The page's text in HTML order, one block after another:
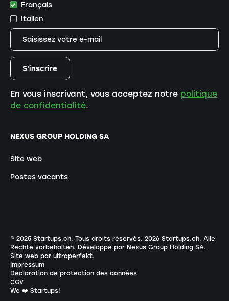
NEXUS GROUP HOLDING SA
Site web
Postes vacants
Français
Italien
En vous inscrivant, vous acceptez notre politique
de confidentialité.
© 2025 Startups.ch. Tous droits réservés. 2026Startups.ch. Alle
Rechte vorbehalten. Développé par Nexus Group Holding SA.
Site web par ultraperfekt.
Impressum
Déclaration de protection des données
CGV
We ❤️ Startups!